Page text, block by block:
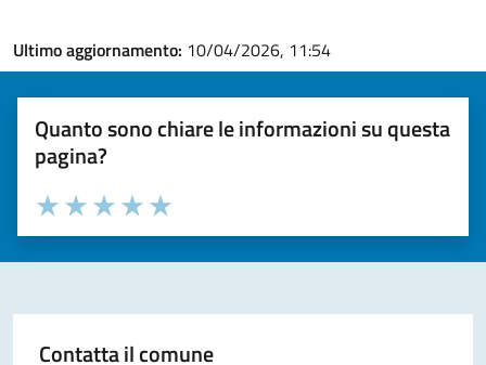
Ultimo aggiornamento: 10/04/2026, 11:54
Quanto sono chiare le informazioni su questa
pagina?
Valuta la chiarezza delle informazioni (da 1 a 5 stelle)
Seleziona il numero di stelle per valutare la chiarezza delle
Valuta 5 stelle su 5
Valuta 4 stelle su 5
Valuta 3 stelle su 5
Valuta 2 stelle su 5
Valuta 1 stelle su 5
Contatta il comune